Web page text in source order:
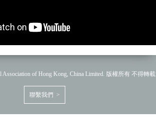
Association of Hong Kong, China Limited. 版權所有 不得轉載
聯繫我們 >